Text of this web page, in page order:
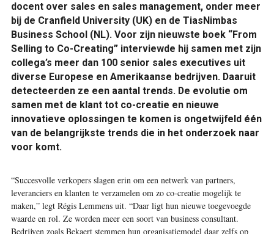
docent over sales en sales management, onder meer
bij de Cranfield University (UK) en de TiasNimbas
Business School (NL). Voor zijn nieuwste boek “From
Selling to Co-Creating” interviewde hij samen met zijn
collega’s meer dan 100 senior sales executives uit
diverse Europese en Amerikaanse bedrijven. Daaruit
detecteerden ze een aantal trends. De evolutie om
samen met de klant tot co-creatie en nieuwe
innovatieve oplossingen te komen is ongetwijfeld één
van de belangrijkste trends die in het onderzoek naar
voor komt.
“Succesvolle verkopers slagen erin om een netwerk van partners,
leveranciers en klanten te verzamelen om zo co-creatie mogelijk te
maken,” legt Régis Lemmens uit. “Daar ligt hun nieuwe toegevoegde
waarde en rol. Ze worden meer een soort van business consultant.
Bedrijven zoals Bekaert stemmen hun organisatiemodel daar zelfs op